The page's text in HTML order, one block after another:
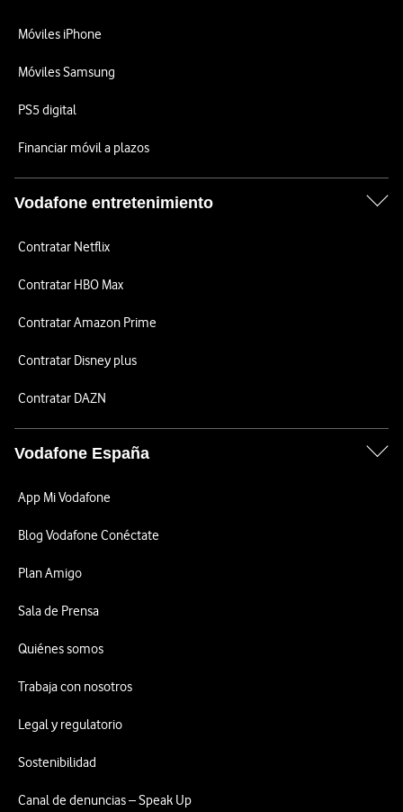
Móviles iPhone
Móviles Samsung
PS5 digital
Financiar móvil a plazos
Vodafone entretenimiento
Contratar Netflix
Contratar HBO Max
Contratar Amazon Prime
Contratar Disney plus
Contratar DAZN
Vodafone España
App Mi Vodafone
Blog Vodafone Conéctate
Plan Amigo
Sala de Prensa
Quiénes somos
Trabaja con nosotros
Legal y regulatorio
Sostenibilidad
Canal de denuncias – Speak Up